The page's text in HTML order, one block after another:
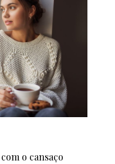
o cansaço